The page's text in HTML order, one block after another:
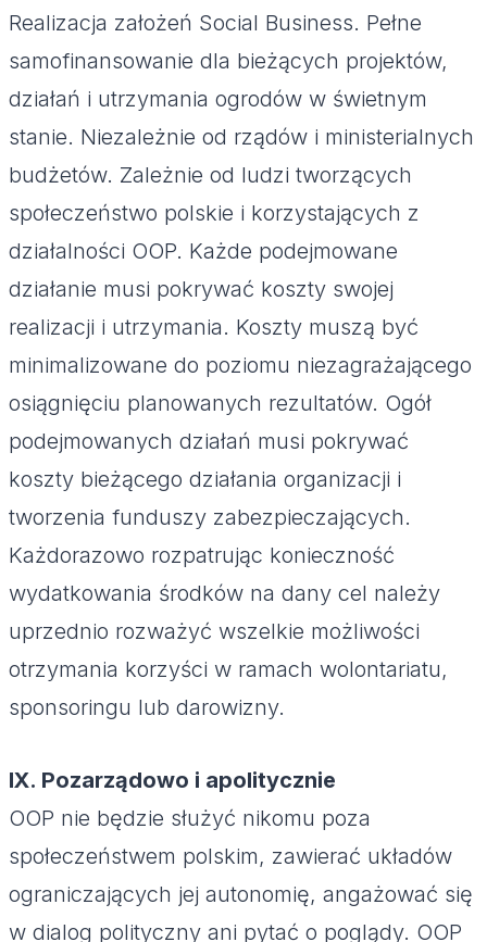
Realizacja założeń Social Business. Pełne
samofinansowanie dla bieżących projektów,
działań i utrzymania ogrodów w świetnym
stanie. Niezależnie od rządów i ministerialnych
budżetów. Zależnie od ludzi tworzących
społeczeństwo polskie i korzystających z
działalności OOP. Każde podejmowane
działanie musi pokrywać koszty swojej
realizacji i utrzymania. Koszty muszą być
minimalizowane do poziomu niezagrażającego
osiągnięciu planowanych rezultatów. Ogół
podejmowanych działań musi pokrywać
koszty bieżącego działania organizacji i
tworzenia funduszy zabezpieczających.
Każdorazowo rozpatrując konieczność
wydatkowania środków na dany cel należy
uprzednio rozważyć wszelkie możliwości
otrzymania korzyści w ramach wolontariatu,
sponsoringu lub darowizny.
IX. Pozarządowo i apolitycznie
OOP nie będzie służyć nikomu poza
społeczeństwem polskim, zawierać układów
ograniczających jej autonomię, angażować się
w dialog polityczny ani pytać o poglądy. OOP